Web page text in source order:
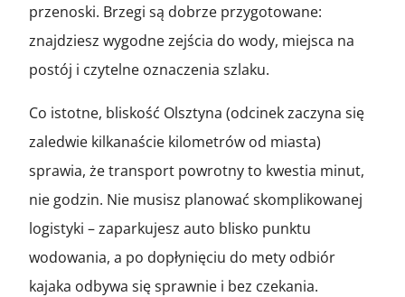
przenoski. Brzegi są dobrze przygotowane:
znajdziesz wygodne zejścia do wody, miejsca na
postój i czytelne oznaczenia szlaku.
Co istotne, bliskość Olsztyna (odcinek zaczyna się
zaledwie kilkanaście kilometrów od miasta)
sprawia, że transport powrotny to kwestia minut,
nie godzin. Nie musisz planować skomplikowanej
logistyki – zaparkujesz auto blisko punktu
wodowania, a po dopłynięciu do mety odbiór
kajaka odbywa się sprawnie i bez czekania.